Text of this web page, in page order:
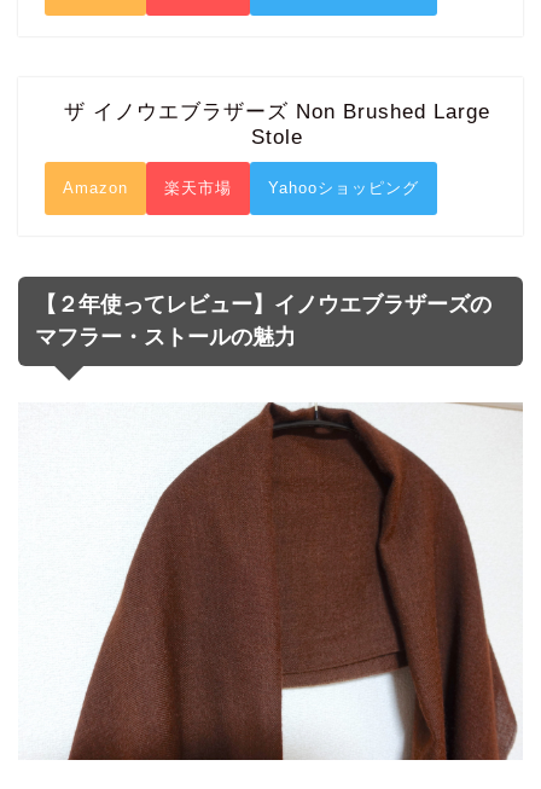
ザ イノウエブラザーズ Non Brushed Large
Stole
Amazon 楽天市場 Yahooショッピング
【２年使ってレビュー】イノウエブラザーズの
マフラー・ストールの魅力